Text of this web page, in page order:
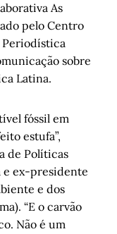
As
pelo Centro
sobre
Latina.
fóssil em
estufa”,
de Políticas
e ex-presidente
e dos
“E o carvão
Não é um